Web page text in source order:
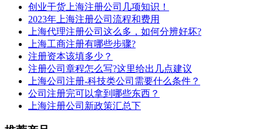
创业干货上海注册公司几项知识！
2023年上海注册公司流程和费用
上海代理注册公司这么多，如何分辨好坏?
上海工商注册有哪些步骤?
注册资本该填多少？
注册公司章程怎么写?这里给出几点建议
上海公司注册-科技类公司需要什么条件？
公司注册完可以拿到哪些东西？
上海注册公司新政策汇总下